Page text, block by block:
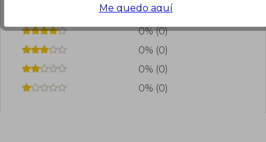
100% (26)
0% (0)
0% (0)
0% (0)
0% (0)
Me quedo aquí